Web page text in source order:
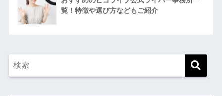
覧！特徴や選び方などもご紹介